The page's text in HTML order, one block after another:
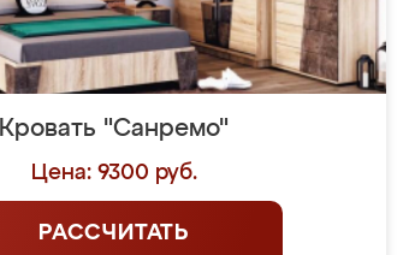
Кровать "Санремо"
Цена: 9300 руб.
РАССЧИТАТЬ